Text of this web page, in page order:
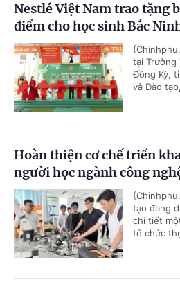
Nestlé Việt Nam trao tặng
điểm cho học sinh Bắc
tại Trường
Đồng Kỳ,
và Đào
Hoàn thiện cơ chế triển
người học ngành công
tạo đang
chi tiết
tổ chức